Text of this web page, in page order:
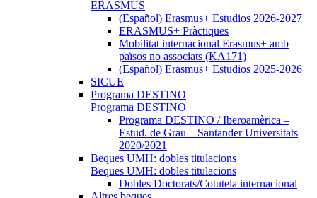
ERASMUS
(Español) Erasmus+ Estudios 2026-2027
ERASMUS+ Pràctiques
Mobilitat internacional Erasmus+ amb
països no associats (KA171)
(Español) Erasmus+ Estudios 2025-2026
SICUE
Programa DESTINO
Programa DESTINO
Programa DESTINO / Iberoamèrica –
Estud. de Grau – Santander Universitats
2020/2021
Beques UMH: dobles titulacions
Beques UMH: dobles titulacions
Dobles Doctorats/Cotutela internacional